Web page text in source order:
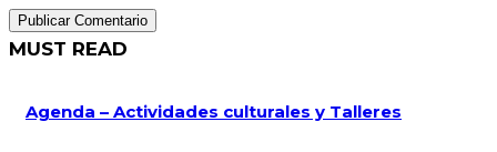
MUST READ
Agenda – Actividades culturales y Talleres